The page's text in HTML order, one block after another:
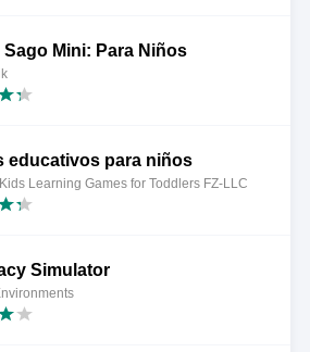
Sago Mini: Para Niños
educativos para niños
Learning Games for Toddlers FZ-LLC
Simulator